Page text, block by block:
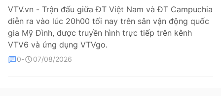
thông tin từ website này.
VTV.vn - Trận đấu giữa ĐT Việt Nam và ĐT Campuchia
diễn ra vào lúc 20h00 tối nay trên sân vận động quốc
gia Mỹ Đình, được truyền hình trực tiếp trên kênh
VTV6 và ứng dụng VTVgo.
0 07/08/2026